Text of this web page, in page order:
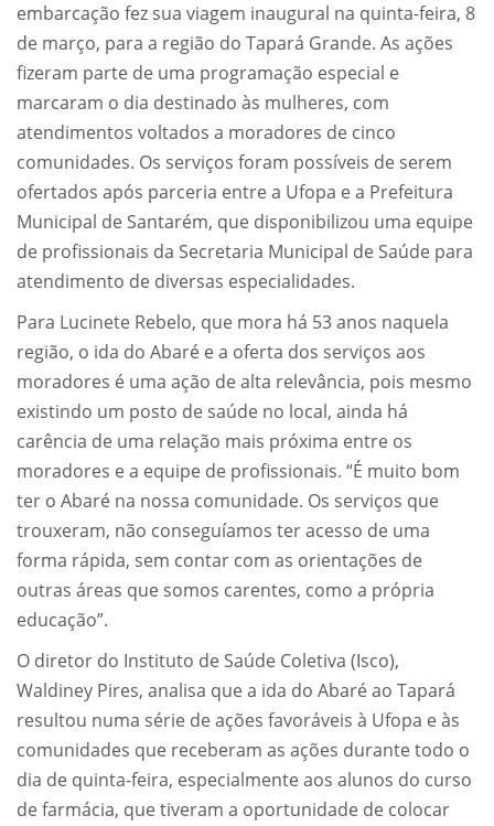
embarcação fez sua viagem inaugural na quinta-feira, 8
de março, para a região do Tapará Grande. As ações
fizeram parte de uma programação especial e
marcaram o dia destinado às mulheres, com
atendimentos voltados a moradores de cinco
comunidades. Os serviços foram possíveis de serem
ofertados após parceria entre a Ufopa e a Prefeitura
Municipal de Santarém, que disponibilizou uma equipe
de profissionais da Secretaria Municipal de Saúde para
atendimento de diversas especialidades.
Para Lucinete Rebelo, que mora há 53 anos naquela
região, o ida do Abaré e a oferta dos serviços aos
moradores é uma ação de alta relevância, pois mesmo
existindo um posto de saúde no local, ainda há
carência de uma relação mais próxima entre os
moradores e a equipe de profissionais. “É muito bom
ter o Abaré na nossa comunidade. Os serviços que
trouxeram, não conseguíamos ter acesso de uma
forma rápida, sem contar com as orientações de
outras áreas que somos carentes, como a própria
educação”.
O diretor do Instituto de Saúde Coletiva (Isco),
Waldiney Pires, analisa que a ida do Abaré ao Tapará
resultou numa série de ações favoráveis à Ufopa e às
comunidades que receberam as ações durante todo o
dia de quinta-feira, especialmente aos alunos do curso
de farmácia, que tiveram a oportunidade de colocar